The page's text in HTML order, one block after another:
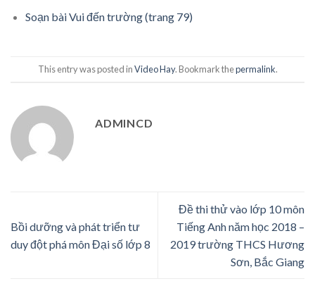
Soạn bài Vui đến trường (trang 79)
This entry was posted inVideo Hay. Bookmark thepermalink.
ADMINCD
Bồi dưỡng và phát triển tư
duy đột phá môn Đại số lớp 8
Đề thi thử vào lớp 10 môn
Tiếng Anh năm học 2018 –
2019 trường THCS Hương
Sơn, Bắc Giang